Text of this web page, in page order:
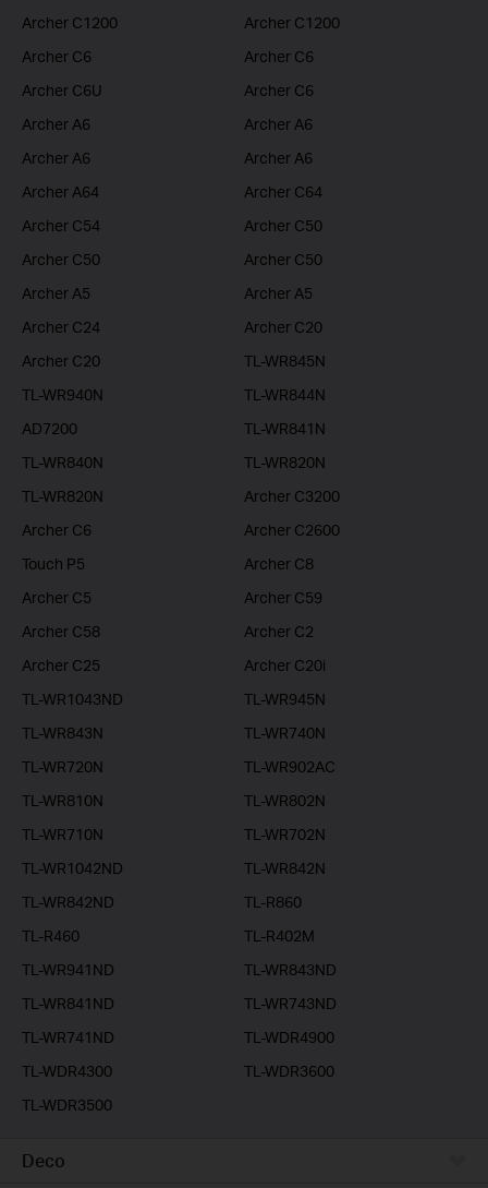
Archer C1200
Archer C1200
Archer C6
Archer C6
Archer C6U
Archer C6
Archer A6
Archer A6
Archer A6
Archer A6
Archer A64
Archer C64
Archer C54
Archer C50
Archer C50
Archer C50
Archer A5
Archer A5
Archer C24
Archer C20
Archer C20
TL-WR845N
TL-WR940N
TL-WR844N
AD7200
TL-WR841N
TL-WR840N
TL-WR820N
TL-WR820N
Archer C3200
Archer C6
Archer C2600
Touch P5
Archer C8
Archer C5
Archer C59
Archer C58
Archer C2
Archer C25
Archer C20i
TL-WR1043ND
TL-WR945N
TL-WR843N
TL-WR740N
TL-WR720N
TL-WR902AC
TL-WR810N
TL-WR802N
TL-WR710N
TL-WR702N
TL-WR1042ND
TL-WR842N
TL-WR842ND
TL-R860
TL-R460
TL-R402M
TL-WR941ND
TL-WR843ND
TL-WR841ND
TL-WR743ND
TL-WR741ND
TL-WDR4900
TL-WDR4300
TL-WDR3600
TL-WDR3500
Deco